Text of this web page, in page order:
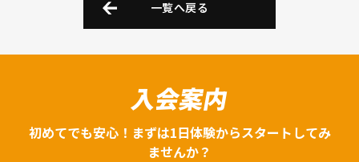
一覧へ戻る
入会案内
初めてでも安心！まずは1日体験からスタートしてみ
ませんか？